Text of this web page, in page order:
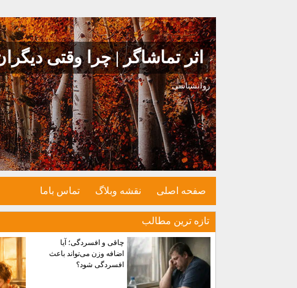
اثر تماشاگر | چرا وقتی
روانشناسی
صفحه اصلی نقشه وبلاگ تماس باما
تازه ترين مطالب
چاقی و افسردگی؛ آیا
اضافه وزن می‌تواند باعث
افسردگی شود؟